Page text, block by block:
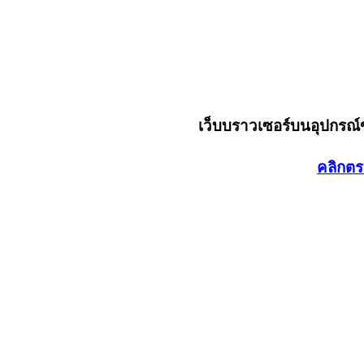
เว็บบราวเซอร์บนอุปกร
คลิกต